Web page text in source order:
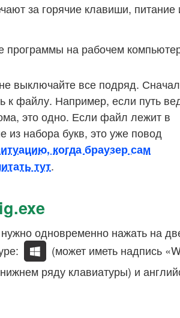
за горячие клавиши, питание
программы на рабочем
выключайте все подряд.
к файлу. Например, если путь
это одно. Если файл лежит в
из набора букв, это уже повод
когда браузер сам
тут.
одновременно нажать на
(может иметь надпись
ряду клавиатуры) и